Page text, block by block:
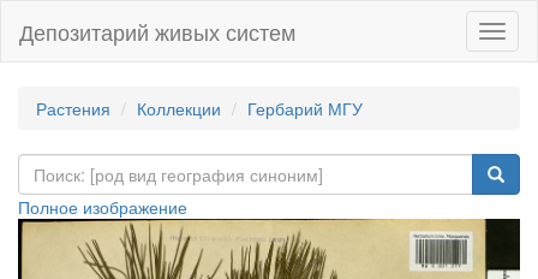
Депозитарий живых систем
Растения Коллекции Гербарий МГУ
Полное изображение